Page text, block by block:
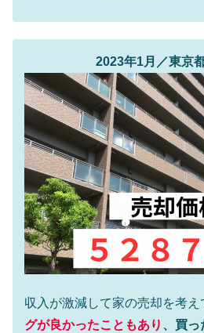
2023年1月／東京
収入が激減して家の売却を考え
グが良かったこともあり 、買っ